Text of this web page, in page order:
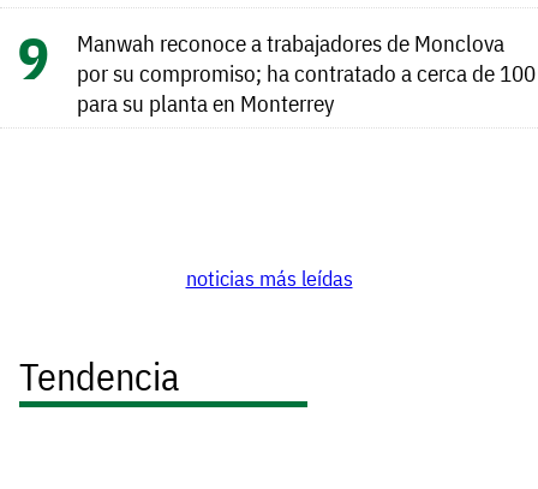
Manwah reconoce a trabajadores de Monclova
por su compromiso; ha contratado a cerca de 100
para su planta en Monterrey
noticias más leídas
Tendencia